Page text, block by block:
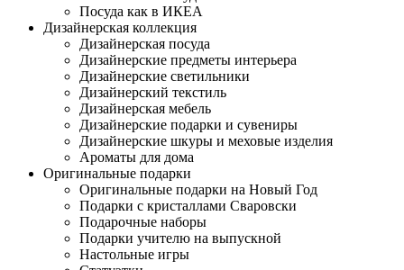
Посуда как в ИКЕА
Дизайнерская коллекция
Дизайнерская посуда
Дизайнерские предметы интерьера
Дизайнерские светильники
Дизайнерский текстиль
Дизайнерская мебель
Дизайнерские подарки и сувениры
Дизайнерские шкуры и меховые изделия
Ароматы для дома
Оригинальные подарки
Оригинальные подарки на Новый Год
Подарки с кристаллами Сваровски
Подарочные наборы
Подарки учителю на выпускной
Настольные игры